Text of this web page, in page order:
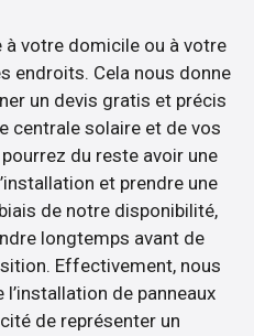
votre domicile ou à votre
endroits. Cela nous donne
un devis gratis et précis
centrale solaire et de vos
du reste avoir une
et prendre une
de notre disponibilité,
longtemps avant de
Effectivement, nous
de panneaux
de représenter un